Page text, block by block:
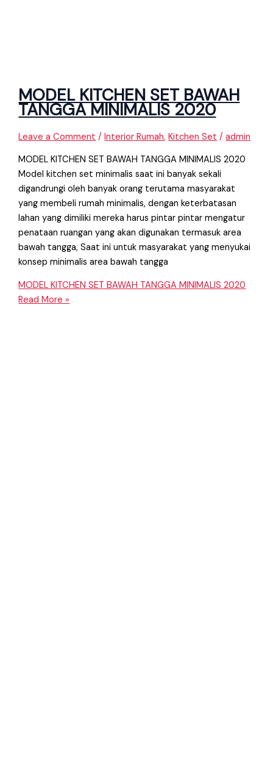
MODEL KITCHEN SET BAWAH
TANGGA MINIMALIS 2020
Leave a Comment /Interior Rumah,Kitchen Set /admin
MODEL KITCHEN SET BAWAH TANGGA MINIMALIS 2020
Model kitchen set minimalis saat ini banyak sekali
digandrungi oleh banyak orang terutama masyarakat
yang membeli rumah minimalis, dengan keterbatasan
lahan yang dimiliki mereka harus pintar pintar mengatur
penataan ruangan yang akan digunakan termasuk area
bawah tangga, Saat ini untuk masyarakat yang menyukai
konsep minimalis area bawah tangga
MODEL KITCHEN SET BAWAH TANGGA MINIMALIS 2020
Read More »